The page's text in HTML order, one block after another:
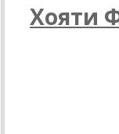
Хояти